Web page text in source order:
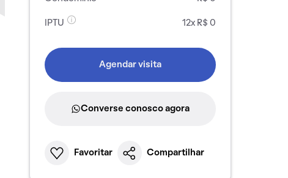
IPTU 12x R$ 0
Agendar visita
Converse conosco agora
Favoritar Compartilhar